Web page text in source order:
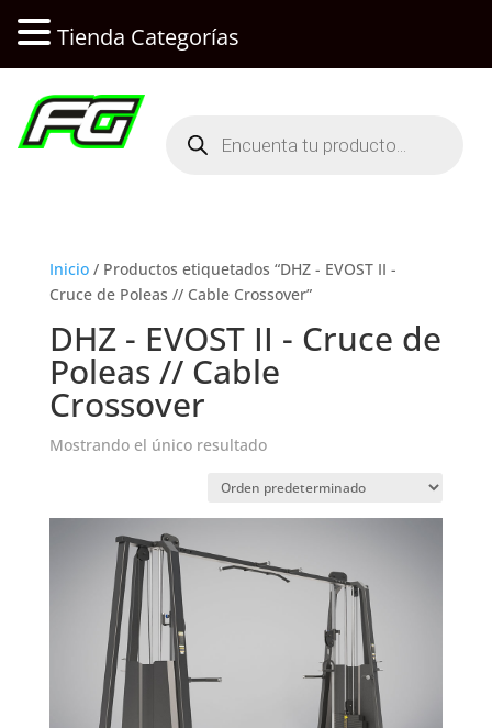
productos
Inicio/ Productos etiquetados “DHZ - EVOST II -
Cruce de Poleas // Cable Crossover”
DHZ - EVOST II - Cruce de
Poleas // Cable
Crossover
Mostrando el único resultado
Tienda Categorías